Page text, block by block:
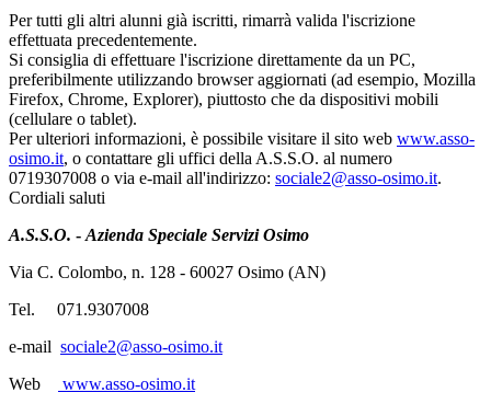
Per tutti gli altri alunni già iscritti, rimarrà valida l'iscrizione
effettuata precedentemente.
Si consiglia di effettuare l'iscrizione direttamente da un PC,
preferibilmente utilizzando browser aggiornati (ad esempio, Mozilla
Firefox, Chrome, Explorer), piuttosto che da dispositivi mobili
(cellulare o tablet).
Per ulteriori informazioni, è possibile visitare il sito web www.asso-
osimo.it, o contattare gli uffici della A.S.S.O. al numero
0719307008 o via e-mail all'indirizzo: sociale2@asso-osimo.it.
Cordiali saluti
A.S.S.O. - Azienda Speciale Servizi Osimo
Via C. Colombo, n. 128 - 60027 Osimo (AN)
Tel. 071.9307008
e-mail sociale2@asso-osimo.it
Web
www.asso-osimo.it